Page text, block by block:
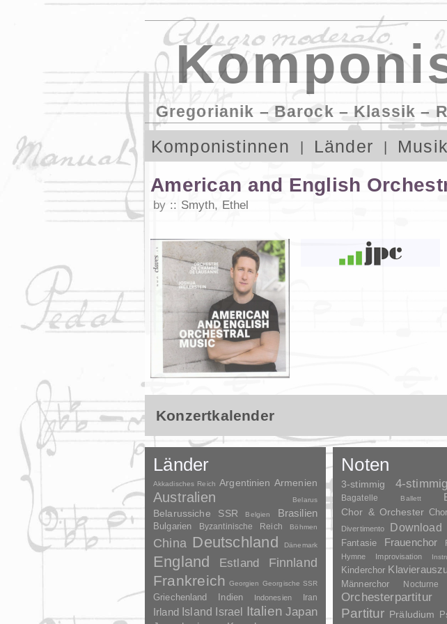
Gregorianik – Barock – Klassik –
Komponistinnen Länder
American and English
by Smyth, Ethel
Konzertkalender
Länder
Akkadisches Reich Argentinien Armenien
Australien Belarus
Belarussiche SSR Belgien Brasilien
Bulgarien Byzantinische Reich Böhmen
China Deutschland Dänemark
England Estland Finnland
Frankreich Georgien Georgische SSR
Griechenland Indien Indonesien Iran
Irland Island Israel Italien Japan
Noten
3-stimmig 4-stimmig
Bagatelle Ballett
Chor & Orchester
Divertimento Download
Fantasie Frauenchor
Hymne Improvisation
Kinderchor
Männerchor Nocturne
Orchesterpartitur
Partitur Präludium